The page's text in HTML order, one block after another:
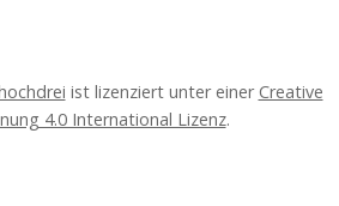
ist lizenziert unter einer Creative
4.0 International Lizenz.